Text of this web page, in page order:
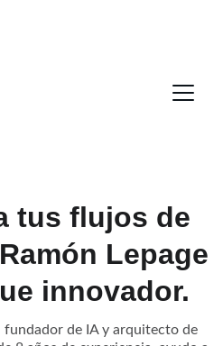
tus flujos de
Lepage
innovador.
fundador de IA y arquitecto de